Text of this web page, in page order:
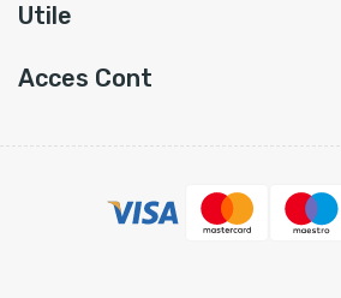
Utile
Acces Cont